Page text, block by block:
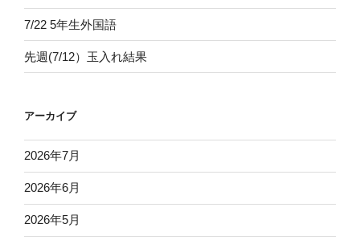
7/22 5年生外国語
先週(7/12）玉入れ結果
アーカイブ
2026年7月
2026年6月
2026年5月